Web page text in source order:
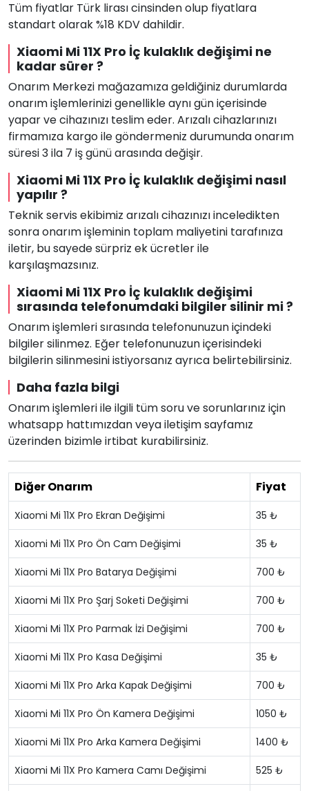
Tüm fiyatlar Türk lirası cinsinden olup fiyatlara
standart olarak %18 KDV dahildir.
Xiaomi Mi 11X Pro İç kulaklık değişimi ne
kadar sürer ?
Onarım Merkezi mağazamıza geldiğiniz durumlarda
onarım işlemlerinizi genellikle aynı gün içerisinde
yapar ve cihazınızı teslim eder. Arızalı cihazlarınızı
firmamıza kargo ile göndermeniz durumunda onarım
süresi 3 ila 7 iş günü arasında değişir.
Xiaomi Mi 11X Pro İç kulaklık değişimi nasıl
yapılır ?
Teknik servis ekibimiz arızalı cihazınızı inceledikten
sonra onarım işleminin toplam maliyetini tarafınıza
iletir, bu sayede sürpriz ek ücretler ile
karşılaşmazsınız.
Xiaomi Mi 11X Pro İç kulaklık değişimi
sırasında telefonumdaki bilgiler silinir mi ?
Onarım işlemleri sırasında telefonunuzun içindeki
bilgiler silinmez. Eğer telefonunuzun içerisindeki
bilgilerin silinmesini istiyorsanız ayrıca belirtebilirsiniz.
Daha fazla bilgi
Onarım işlemleri ile ilgili tüm soru ve sorunlarınız için
whatsapp hattımızdan veya iletişim sayfamız
üzerinden bizimle irtibat kurabilirsiniz.
Diğer Onarım Fiyat
Xiaomi Mi 11X Pro Ekran Değişimi 35 ₺
Xiaomi Mi 11X Pro Ön Cam Değişimi 35 ₺
Xiaomi Mi 11X Pro Batarya Değişimi 700 ₺
Xiaomi Mi 11X Pro Şarj Soketi Değişimi 700 ₺
Xiaomi Mi 11X Pro Parmak İzi Değişimi 700 ₺
Xiaomi Mi 11X Pro Kasa Değişimi 35 ₺
Xiaomi Mi 11X Pro Arka Kapak Değişimi 700 ₺
Xiaomi Mi 11X Pro Ön Kamera Değişimi 1050 ₺
Xiaomi Mi 11X Pro Arka Kamera Değişimi 1400 ₺
Xiaomi Mi 11X Pro Kamera Camı Değişimi 525 ₺